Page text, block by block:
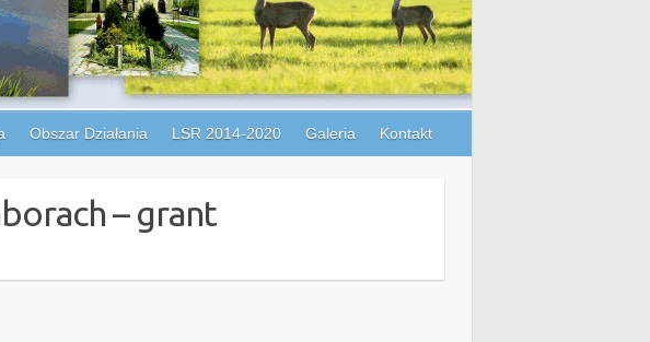
Obszar Działania LSR 2014-2020 Galeria Kontakt
– grant